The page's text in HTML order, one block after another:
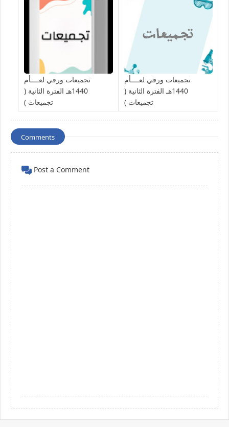
تجميعات ورقي لعــــأم
1440هـ الفترة الثانية (
تجميعات )
تجميعات ورقي لعــــأم
1440هـ الفترة الثانية (
تجميعات )
Comments
Post a Comment